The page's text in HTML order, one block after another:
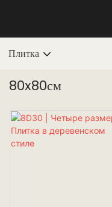
Плитка
80x80см